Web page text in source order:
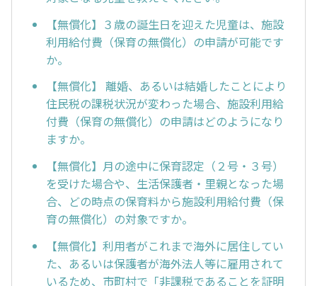
【無償化】３歳の誕生日を迎えた児童は、施設
利用給付費（保育の無償化）の申請が可能です
か。
【無償化】 離婚、あるいは結婚したことにより
住民税の課税状況が変わった場合、施設利用給
付費（保育の無償化）の申請はどのようになり
ますか。
【無償化】月の途中に保育認定（２号・３号）
を受けた場合や、生活保護者・里親となった場
合、どの時点の保育料から施設利用給付費（保
育の無償化）の対象ですか。
【無償化】利用者がこれまで海外に居住してい
た、あるいは保護者が海外法人等に雇用されて
いるため、市町村で「非課税であることを証明